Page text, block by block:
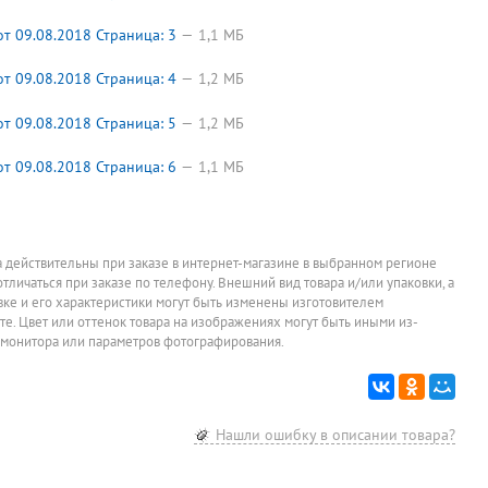
водная основа,
68,85
штук
пальцев Lamark,
175,95
штук
09.08.2018 Страница: 3 1,1 МБ
09.08.2018 Страница: 4 1,2 МБ
09.08.2018 Страница: 5 1,2 МБ
09.08.2018 Страница: 6 1,1 МБ
действительны при заказе в интернет-магазине в выбранном регионе
при заказе по телефону. Внешний вид товара и/или упаковки, а
и его характеристики могут быть изменены изготовителем
Цвет или оттенок товара на изображениях могут быть иными из-
или параметров фотографирования.
Нашли ошибку в описании товара?